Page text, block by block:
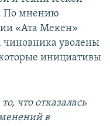
По мнению
«Ата Мекен»
чиновника уволены
инициативы
что отказалась
в